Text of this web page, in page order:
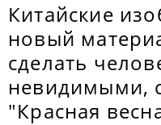
Китайские
новый
сделать
невидимыми,
"Красная